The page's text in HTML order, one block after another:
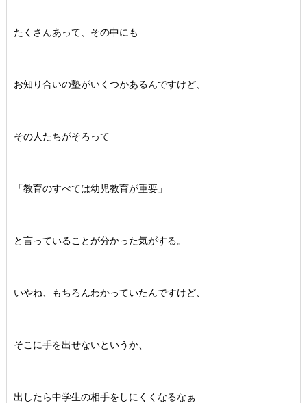
たくさんあって、その中にも
お知り合いの塾がいくつかあるんですけど、
その人たちがそろって
「教育のすべては幼児教育が重要」
と言っていることが分かった気がする。
いやね、もちろんわかっていたんですけど、
そこに手を出せないというか、
出したら中学生の相手をしにくくなるなぁ